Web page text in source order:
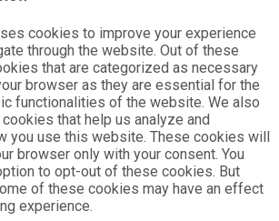
cookies to improve your experience
through the website. Out of these
that are categorized as necessary
browser as they are essential for the
functionalities of the website. We also
that help us analyze and
you use this website. These cookies will
browser only with your consent. You
to opt-out of these cookies. But
of these cookies may have an effect
experience.